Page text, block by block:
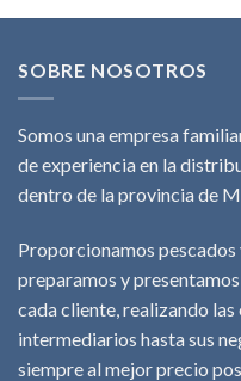
SOBRE NOSOTROS
Somos una empresa
de experiencia en la
dentro de la provincia de
Proporcionamos
preparamos y
cada cliente, realizando
intermediarios hasta sus
siempre al mejor precio